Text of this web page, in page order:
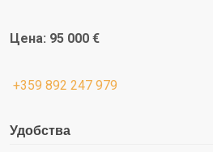
Цена: 95 000 €
+359 892 247 979
Удобства